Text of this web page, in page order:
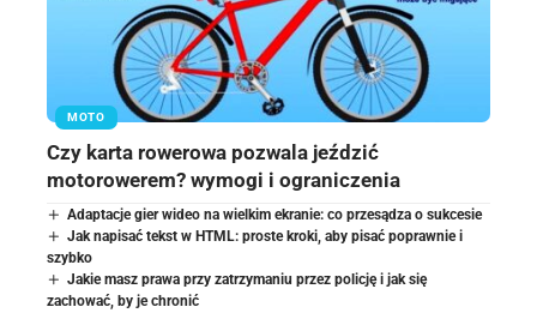
MOTO
Czy karta rowerowa pozwala jeździć
motorowerem? wymogi i ograniczenia
Adaptacje gier wideo na wielkim ekranie: co przesądza o sukcesie
Jak napisać tekst w HTML: proste kroki, aby pisać poprawnie i
szybko
Jakie masz prawa przy zatrzymaniu przez policję i jak się
zachować, by je chronić